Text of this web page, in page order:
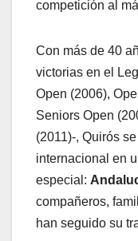
competición al
Con más de 40
victorias en el
Open (2006),
Seniors Open
(2011)-, Quirós
internacional en
especial:
compañeros,
han seguido su